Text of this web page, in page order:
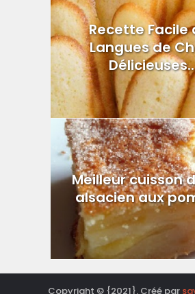
Recette Facile
Langues de
Meilleur cuisson
alsacien aux
Copyright © {2021}. Créé par